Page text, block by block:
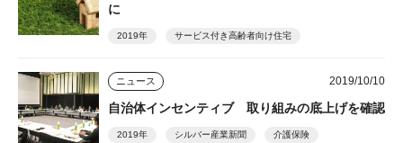
に
2019年 サービス付き高齢者向け住宅
ニュース 2019/10/10
自治体インセンティブ 取り組みの底上げを確認
2019年 シルバー産業新聞 介護保険